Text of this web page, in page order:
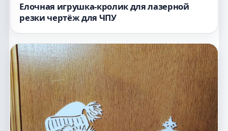
Елочная игрушка-кролик для лазерной
резки чертёж для ЧПУ